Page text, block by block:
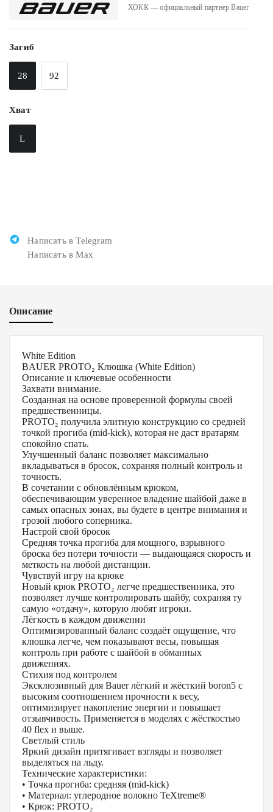
ХОКК — официальный партнер Bauer
Загиб
28 92
Хват
L
Написать в Telegram
Написать в Max
Описание
White Edition
BAUER PROTO₂ Клюшка (White Edition)
Описание и ключевые особенности
Захвати внимание.
Созданная на основе проверенной формулы своей
предшественницы.
PROTO₂ получила элитную конструкцию со средней
точкой прогиба (mid-kick), которая не даст вратарям
спокойно спать.
Улучшенный баланс позволяет максимально
вкладываться в бросок, сохраняя полный контроль и
точность.
В сочетании с обновлённым крюком,
обеспечивающим уверенное владение шайбой даже в
самых опасных зонах, вы будете в центре внимания и
грозой любого соперника.
Настрой свой бросок
Средняя точка прогиба для мощного, взрывного
броска без потери точности — выдающаяся скорость и
меткость на любой дистанции.
Чувствуй игру на крюке
Новый крюк PROTO₂ легче предшественника, это
позволяет лучше контролировать шайбу, сохраняя ту
самую «отдачу», которую любят игроки.
Лёгкость в каждом движении
Оптимизированный баланс создаёт ощущение, что
клюшка легче, чем показывают весы, повышая
контроль при работе с шайбой в обманных
движениях.
Стихия под контролем
Эксклюзивный для Bauer лёгкий и жёсткий boron5 с
высоким соотношением прочности к весу,
оптимизирует накопление энергии и повышает
отзывчивость. Применяется в моделях с жёсткостью
40 flex и выше.
Светлый стиль
Яркий дизайн притягивает взгляды и позволяет
выделяться на льду.
Технические характеристики:
• Точка прогиба: средняя (mid-kick)
• Материал: углеродное волокно TeXtreme®
• Крюк: PROTO₂